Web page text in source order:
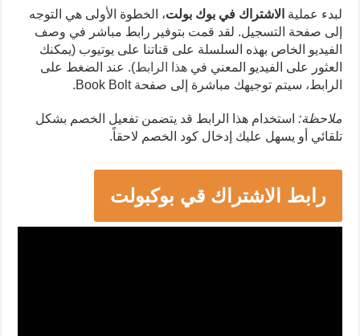
لبدء عملية الاشتراك في بوك بولت، الخطوة الأولى هي التوجه
إلى صفحة التسجيل. لقد قمت بتوفير رابط مباشر في وصف
الفيديو الخاص بهذه السلسلة على قناتنا على يوتيوب (يمكنك
العثور على الفيديو المعني فيهذا الرابط). عند الضغط على
الرابط، سيتم توجيهك مباشرة إلى صفحة Book Bolt.
ملاحظة: استخدام هذا الرابط قد يتضمن تفعيل الخصم بشكل
تلقائي أو يسهل عليك إدخال كود الخصم لاحقاً.
رابط الاشتراك قي بوكبولت